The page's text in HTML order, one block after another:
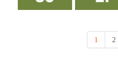
1 2